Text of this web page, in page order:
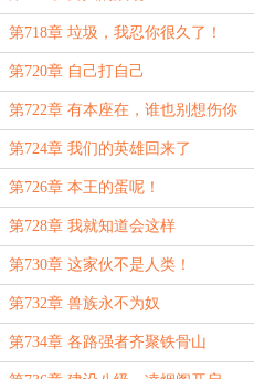
第718章 垃圾，我忍你很久了！
第720章 自己打自己
第722章 有本座在，谁也别想伤你
第724章 我们的英雄回来了
第726章 本王的蛋呢！
第728章 我就知道会这样
第730章 这家伙不是人类！
第732章 兽族永不为奴
第734章 各路强者齐聚铁骨山